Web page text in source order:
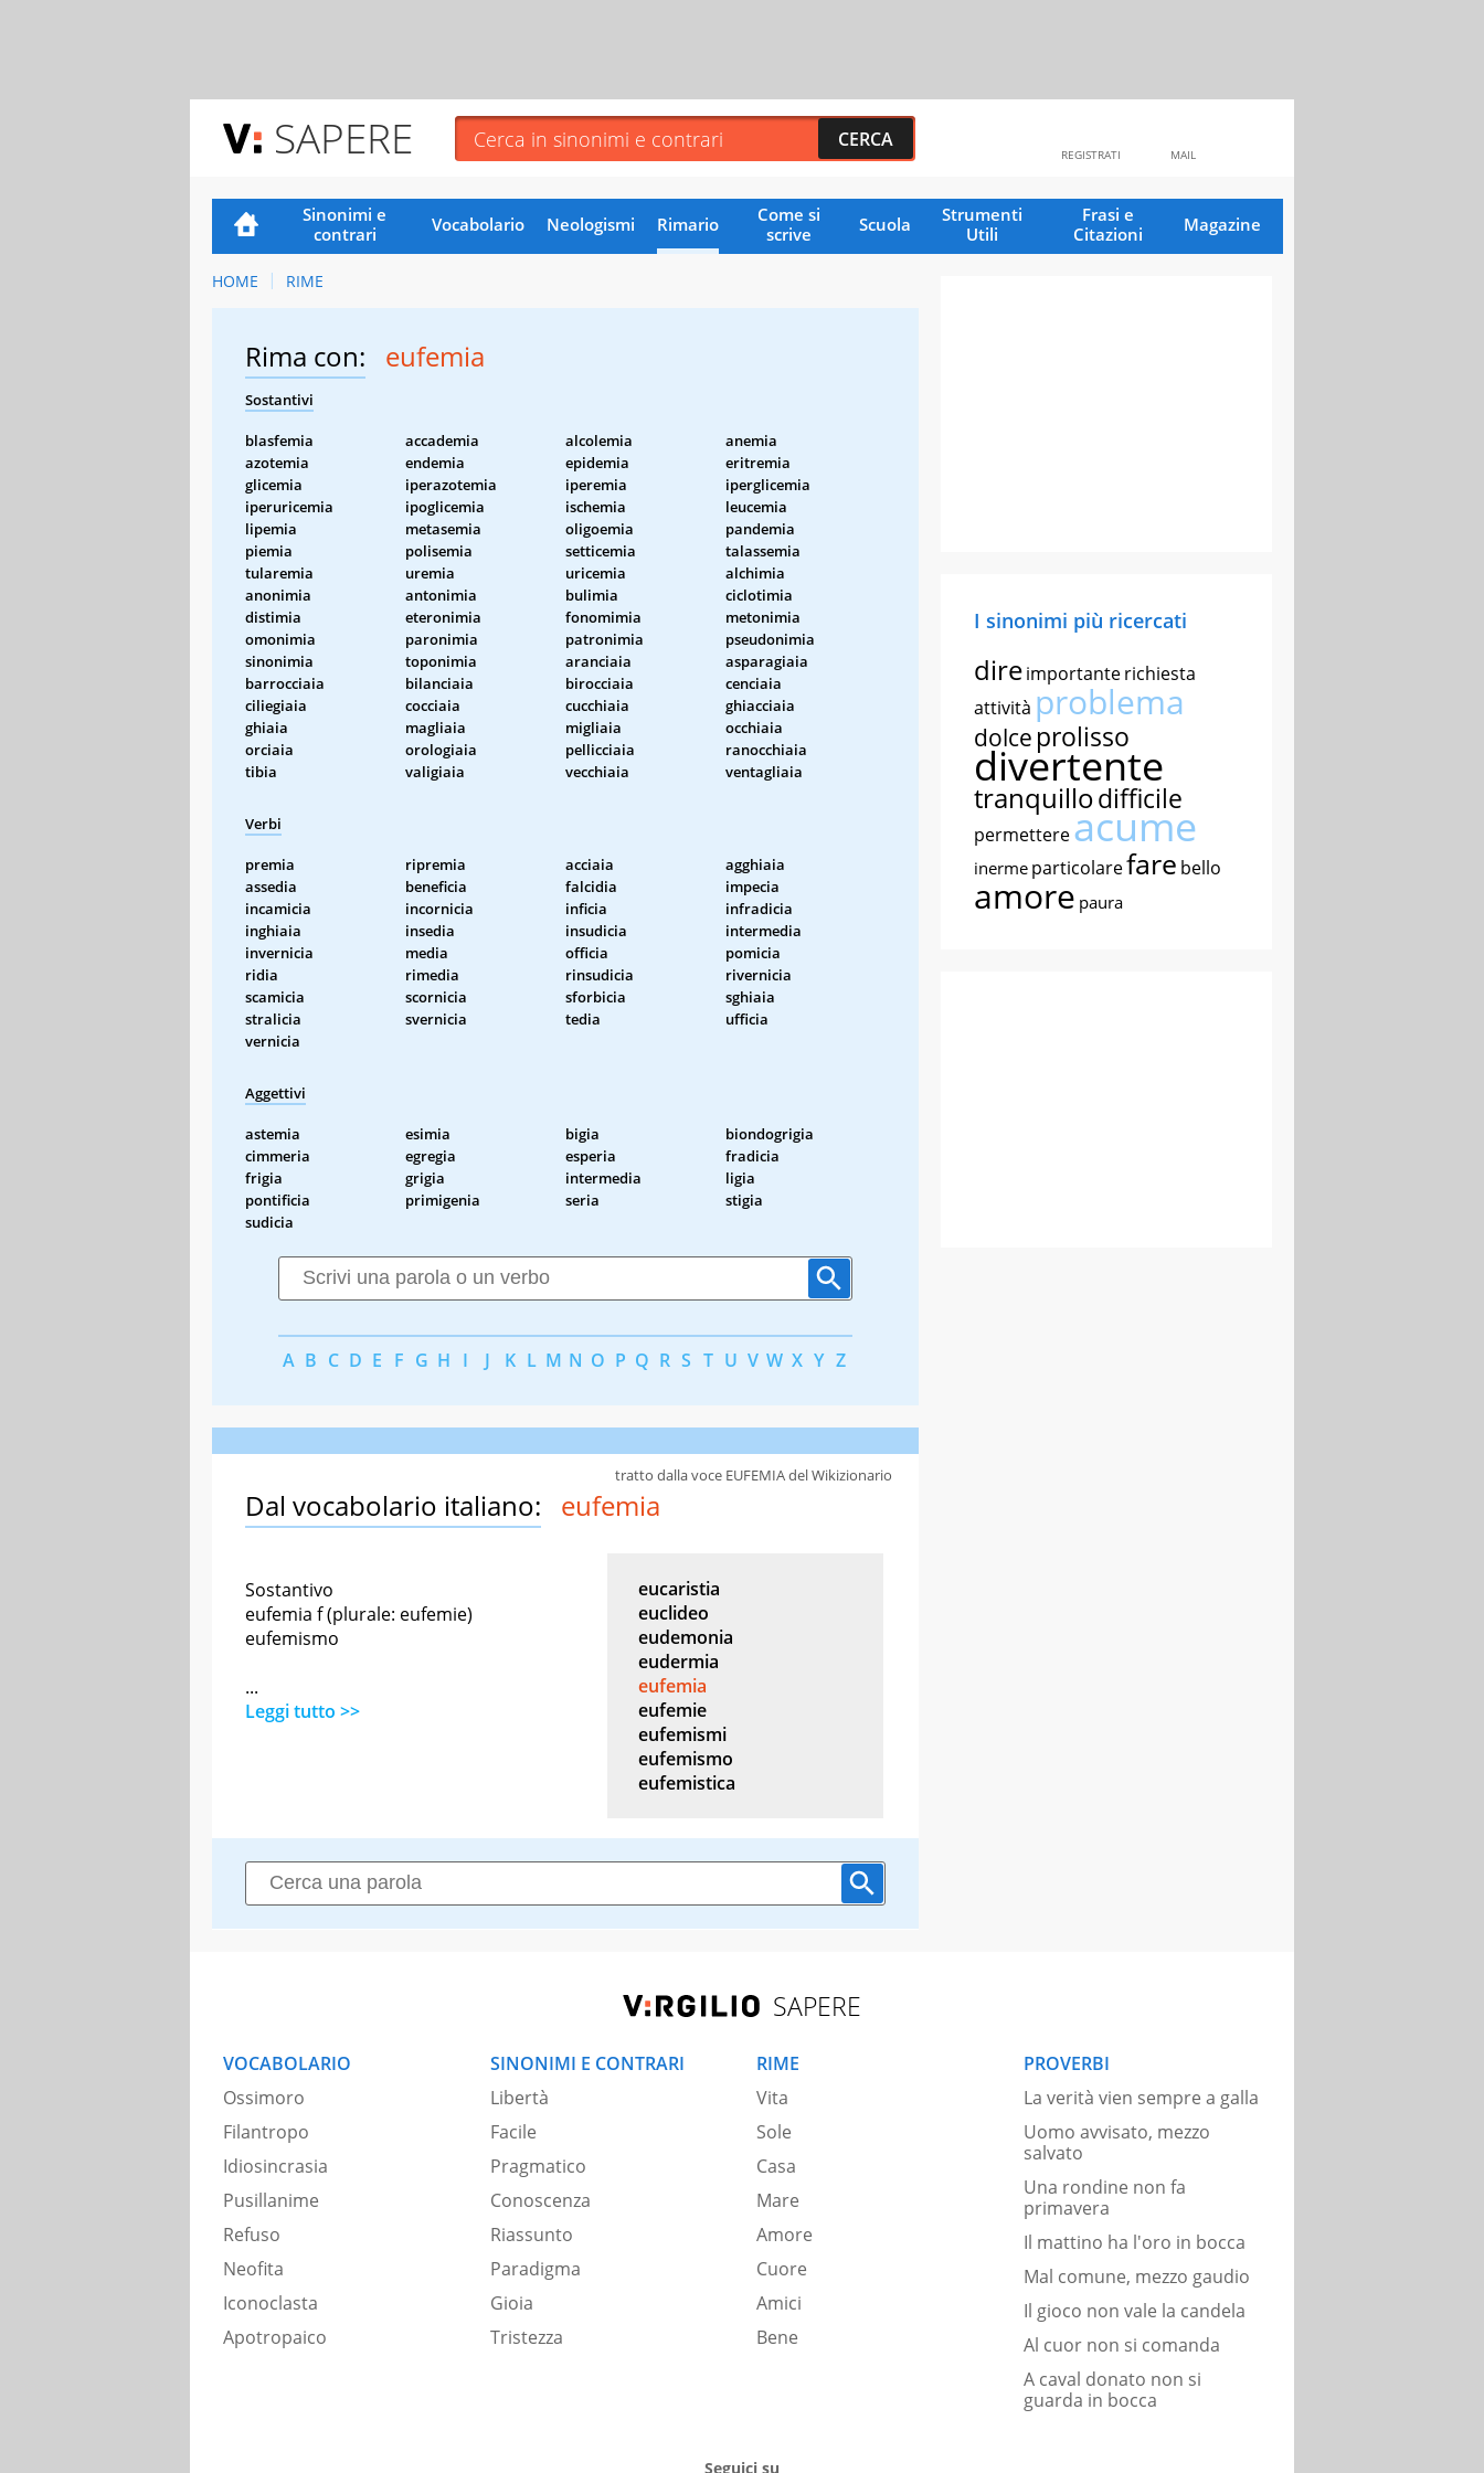
SAPERE MAIL
REGISTRATI
Sinonimi e
contrari
Vocabolario Neologismi Rimario
Come si
scrive
Scuola
Strumenti
Utili
Frasi e
Citazioni
Magazine
HOME RIME
Rima con: eufemia
Sostantivi
blasfemia accademia alcolemia
anemia
azotemia
endemia epidemia
eritremia
glicemia
iperazotemia iperemia
iperglicemia
iperuricemia
ipoglicemia ischemia
leucemia
lipemia
metasemia oligoemia
pandemia
piemia
polisemia setticemia
talassemia
tularemia
uremia uricemia
alchimia
anonimia
antonimia bulimia
ciclotimia
distimia
eteronimia fonomimia
metonimia
omonimia
paronimia patronimia
pseudonimia
sinonimia
toponimia aranciaia
asparagiaia
barrocciaia
bilanciaia birocciaia
cenciaia
ciliegiaia
cocciaia cucchiaia
ghiacciaia
ghiaia
magliaia migliaia
occhiaia
orciaia
orologiaia pellicciaia
ranocchiaia
tibia
valigiaia vecchiaia ventagliaia
Verbi
premia ripremia acciaia
agghiaia
assedia
beneficia falcidia
impecia
incamicia
incornicia inficia
infradicia
inghiaia
insedia insudicia
intermedia
invernicia
media officia
pomicia
ridia
rimedia rinsudicia
rivernicia
scamicia
scornicia sforbicia
sghiaia
stralicia
svernicia tedia
ufficia
vernicia
Aggettivi
astemia esimia bigia
biondogrigia
cimmeria
egregia esperia
fradicia
frigia
grigia intermedia
ligia
pontificia
primigenia seria
stigia
sudicia
A B C D E F G H I J K L M N O P Q R S T U V W X Y Z
Dal vocabolario italiano: eufemia
tratto dalla voce EUFEMIA del Wikizionario
Sostantivo
eufemia f (plurale: eufemie)
eufemismo
...
Leggi tutto >>
eucaristia
euclideo
eudemonia
eudermia
eufemia
eufemie
eufemismi
eufemismo
eufemistica
I sinonimi più ricercati
direimportanterichiesta
attività problema
dolce prolisso
divertente
tranquillodifficile
permettereacume
inerme particolarefare bello
amore paura
SAPERE
VOCABOLARIO
Ossimoro
Filantropo
Idiosincrasia
Pusillanime
Refuso
Neofita
Iconoclasta
Apotropaico
SINONIMI E CONTRARI
Libertà
Facile
Pragmatico
Conoscenza
Riassunto
Paradigma
Gioia
Tristezza
RIME
Vita
Sole
Casa
Mare
Amore
Cuore
Amici
Bene
PROVERBI
La verità vien sempre a galla
Uomo avvisato, mezzo
salvato
Una rondine non fa
primavera
Il mattino ha l'oro in bocca
Mal comune, mezzo gaudio
Il gioco non vale la candela
Al cuor non si comanda
A caval donato non si
guarda in bocca
Seguici su